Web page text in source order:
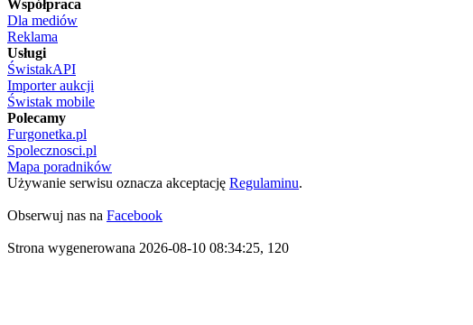
Współpraca
Dla mediów
Reklama
Usługi
ŚwistakAPI
Importer aukcji
Świstak mobile
Polecamy
Furgonetka.pl
Spolecznosci.pl
Mapa poradników
Używanie serwisu oznacza akceptację Regulaminu.
Obserwuj nas na Facebook
Strona wygenerowana 2026-08-10 08:34:25, 120